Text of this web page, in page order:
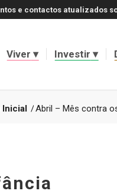
e contactos atualizados
Viver Investir
Inicial /Abril – Mês contra